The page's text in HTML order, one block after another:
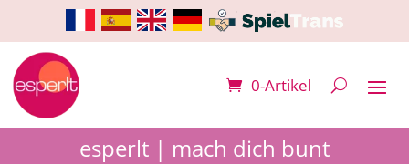
0-Artikel
esperlt | mach dich bunt